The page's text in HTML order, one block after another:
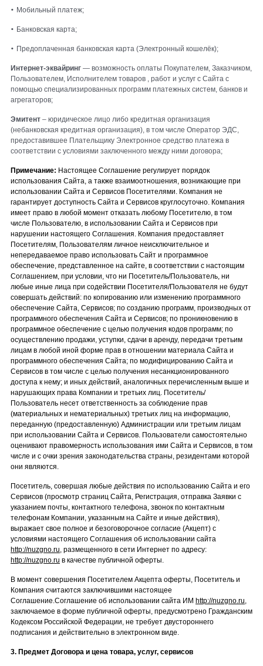
• Мобильный платеж;
• Банковская карта;
• Предоплаченная банковская карта (Электронный кошелёк);
Интернет-эквайринг — возможность оплаты Покупателем, Заказчиком,
Пользователем, Исполнителем товаров , работ и услуг с Сайта с
помощью специализированных программ платежных систем, банков и
агрегаторов;
Эмитент – юридическое лицо либо кредитная организация
(небанковская кредитная организация), в том числе Оператор ЭДС,
предоставившее Плательщику Электронное средство платежа в
соответствии с условиями заключенного между ними договора;
Примечание: Настоящее Соглашение регулирует порядок
использования Сайта, а также взаимоотношения, возникающие при
использовании Сайта и Сервисов Посетителями. Компания не
гарантирует доступность Сайта и Сервисов круглосуточно. Компания
имеет право в любой момент отказать любому Посетителю, в том
числе Пользователю, в использовании Сайта и Сервисов при
нарушении настоящего Соглашения. Компания предоставляет
Посетителям, Пользователям личное неисключительное и
непередаваемое право использовать Сайт и программное
обеспечение, представленное на сайте, в соответствии с настоящим
Соглашением, при условии, что ни Посетитель/Пользователь, ни
любые иные лица при содействии Посетителя/Пользователя не будут
совершать действий: по копированию или изменению программного
обеспечение Сайта, Сервисов; по созданию программ, производных от
программного обеспечения Сайта и Сервисов; по проникновению в
программное обеспечение с целью получения кодов программ; по
осуществлению продажи, уступки, сдачи в аренду, передачи третьим
лицам в любой иной форме прав в отношении материала Сайта и
программного обеспечения Сайта; по модифицированию Сайта и
Сервисов в том числе с целью получения несанкционированного
доступа к нему; и иных действий, аналогичных перечисленным выше и
нарушающих права Компании и третьих лиц. Посетитель/
Пользователь несет ответственность за соблюдение прав
(материальных и нематериальных) третьих лиц на информацию,
переданную (предоставленную) Администрации или третьим лицам
при использовании Сайта и Сервисов. Пользователи самостоятельно
оценивают правомерность использования ими Сайта и Сервисов, в том
числе и с очки зрения законодательства страны, резидентами которой
они являются.
Посетитель, совершая любые действия по использованию Сайта и его
Сервисов (просмотр страниц Сайта, Регистрация, отправка Заявки с
указанием почты, контактного телефона, звонок по контактным
телефонам Компании, указанным на Сайте и иные действия),
выражает свое полное и безоговорочное согласие (Акцепт) с
условиями настоящего Соглашения об использовании сайта
http://nuzgno.ru, размещенного в сети Интернет по адресу:
http://nuzgno.ru в качестве публичной оферты.
В момент совершения Посетителем Акцепта оферты, Посетитель и
Компания считаются заключившими настоящее
Соглашение.Соглашение об использовании сайта ИМ http://nuzgno.ru,
заключаемое в форме публичной оферты, предусмотрено Гражданским
Кодексом Российской Федерации, не требует двустороннего
подписания и действительно в электронном виде.
3. Предмет Договора и цена товара, услуг, сервисов